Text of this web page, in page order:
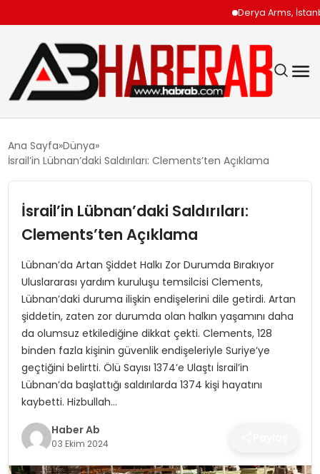
Derya Arms, İstanbul
SIYASET
SPOR
SAĞLIK
MAGAZIN
YAŞAM
Ana Sayfa Dünya
İsrail’in Lübnan’daki Saldırıları: Clements’ten Açıklama
İsrail’in Lübnan’daki Saldırıları:
Clements’ten Açıklama
Lübnan’da Artan Şiddet Halkı Zor Durumda Bırakıyor
Uluslararası yardım kuruluşu temsilcisi Clements,
Lübnan’daki duruma ilişkin endişelerini dile getirdi. Artan
şiddetin, zaten zor durumda olan halkın yaşamını daha
da olumsuz etkilediğine dikkat çekti. Clements, 128
binden fazla kişinin güvenlik endişeleriyle Suriye’ye
geçtiğini belirtti. Ölü Sayısı 1374’e Ulaştı İsrail’in
Lübnan’da başlattığı saldırılarda 1374 kişi hayatını
kaybetti. Hizbullah…
Haber Ab
03 Ekim 2024